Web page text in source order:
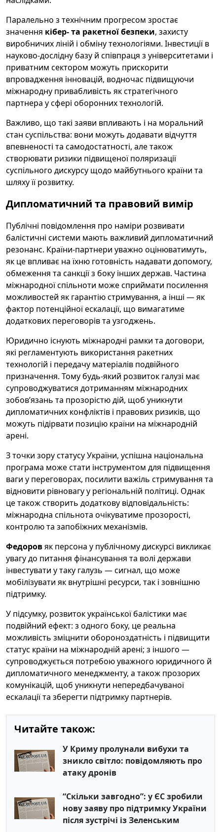
Паралельно з технічним прогресом зростає
значення кібер- та ракетної безпеки, захисту
виробничих ліній і обміну технологіями. Інвестиції в
науково-дослідну базу й співпраця з університетами і
приватним сектором можуть прискорити
впровадження інновацій, водночас підвищуючи
міжнародну привабливість як стратегічного
партнера у сфері оборонних технологій.
Важливо, що такі заяви впливають і на моральний
стан суспільства: вони можуть додавати відчуття
впевненості та самодостатності, але також
створювати ризики підвищеної поляризації
суспільного дискурсу щодо майбутнього країни та
шляху її розвитку.
Дипломатичний та правовий вимір
Публічні повідомлення про наміри розвивати
балістичні системи мають важливий дипломатичний
резонанс. Країни-партнери уважно оцінюватимуть,
як це впливає на їхню готовність надавати допомогу,
обмеження та санкції з боку інших держав. Частина
міжнародної спільноти може сприймати посилення
можливостей як гарантію стримування, а інші — як
фактор потенційної ескалації, що вимагатиме
додаткових переговорів та узгоджень.
Юридично існують міжнародні рамки та договори,
які регламентують використання ракетних
технологій і передачу матеріалів подвійного
призначення. Тому будь-який розвиток галузі має
супроводжуватися дотриманням міжнародних
зобов’язань та прозорістю дій, щоб уникнути
дипломатичних конфліктів і правових ризиків, що
можуть підірвати позицію країни на міжнародній
арені.
З точки зору статусу України, успішна національна
програма може стати інструментом для підвищення
ваги у переговорах, посилити важіль стримування та
відновити рівновагу у регіональній політиці. Однак
це також створить додаткову відповідальність:
міжнародна спільнота очікуватиме прозорості,
контролю та запобіжних механізмів.
Федоровяк персона у публічному дискурсі викликає
увагу до питання фінансування та волі держави
інвестувати у таку галузь — сигнал, що може
мобілізувати як внутрішні ресурси, так і зовнішню
підтримку.
У підсумку, розвиток української балістики має
подвійний ефект: з одного боку, це реальна
можливість зміцнити обороноздатність і підвищити
статус країни на міжнародній арені; з іншого —
супроводжується потребою уважного юридичного й
дипломатичного менеджменту, а також прозорих
комунікацій, щоб уникнути непередбачуваної
ескалації та зберегти підтримку партнерів.
Читайте також:
У Криму пролунали вибухи та
зникло світло: повідомляють про
атаку дронів
“Скільки завгодно”: у ЄС зробили
нову заяву про підтримку України
після зустрічі із Зеленським